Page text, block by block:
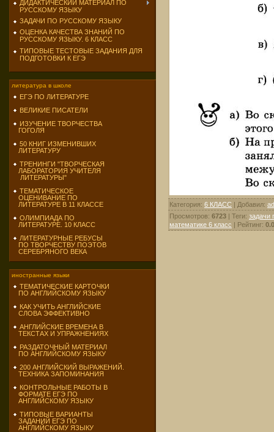
ДИДАКТИЧЕСКИЙ МАТЕРИАЛ ПО
РУССКОМУ ЯЗЫКУ
ЗАДАЧИ ПО РУССКОМУ ЯЗЫКУ
ОЦЕНКА КАЧЕСТВА ЗНАНИЙ ПО
РУССКОМУ ЯЗЫКУ. 6 КЛАСС
ТИПОВЫЕ ТЕСТОВЫЕ ЗАДАНИЯ ДЛЯ
ПОДГОТОВКИ К ЕГЭ
литература в школе
ЕГЭ ПО ЛИТЕРАТУРЕ
ВЕЛИКИЕ ПИСАТЕЛИ
ИЗУЧЕНИЕ ТВОРЧЕСТВА
ГОГОЛЯ
50 КНИГ ИЗМЕНИВШИХ
ЛИТЕРАТУРУ
ТРЕНИНГИ "ТВОРЧЕСКАЯ
ЛАБОРАТОРИЯ УЧИТЕЛЯ
ЛИТЕРАТУРЫ"
ТЕМАТИЧЕСКОЕ
ОЦЕНИВАНИЕ ПО
ЛИТЕРАТУРЕ В 11 КЛАССЕ
ОЛИМПИАДА ПО
ЛИТЕРАТУРЕ. 10 КЛАСС
ЛИТЕРАТУРНЫЕ РЕБУСЫ
ПО ТВОРЧЕСТВУ ПОЭТОВ
СЕРЕБРЯНОГО ВЕКА
иностранные языки
ТЕМАТИЧЕСКИЕ КАРТОЧКИ
ПО АНГЛИЙСКОМУ ЯЗЫКУ
КАК УЧИТЬ АНГЛИЙСКИЕ
СЛОВА ЭФФЕКТИВНО
АНГЛИЙСКИЕ ВРЕМЕНА В
ТЕКСТАХ И УПРАЖНЕНИЯХ
РАЗДАТОЧНЫЙ МАТЕРИАЛ
ПО АНГЛИЙСКОМУ ЯЗЫКУ
200 АНГЛИЙСКИЙ ВЫРАЖЕНИЙ.
ТЕХНИКА ЗАПОМИНАНИЯ
КОНТРОЛЬНЫЕ РАБОТЫ В
ФОРМАТЕ ЕГЭ ПО
АНГЛИЙСКОМУ ЯЗЫКУ
ТИПОВЫЕ ВАРИАНТЫ
ЗАДАНИЙ ЕГЭ ПО
АНГЛИЙСКОМУ ЯЗЫКУ
Категория: 6 КЛАСС | Добавил:
Просмотров: 6723 | Теги: задачи
математике 6 класс | Рейтинг: 0.0